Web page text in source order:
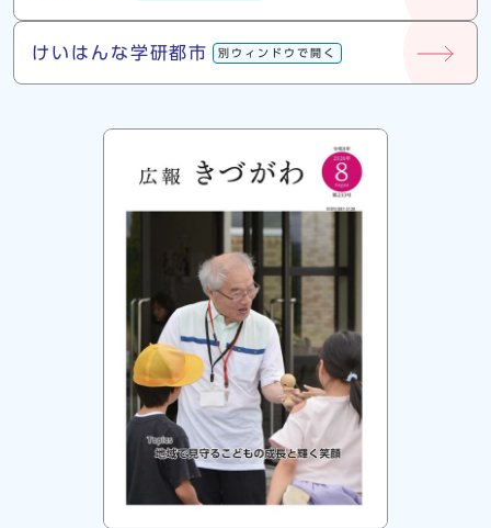
けいはんな学研都市 別ウィンドウで開く